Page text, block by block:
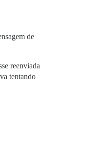
de
reenviada
tentando